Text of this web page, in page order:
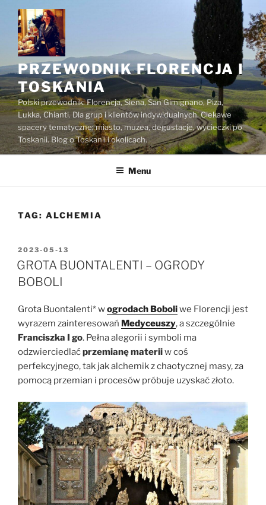
Przejdź
treści
PRZEWODNIK FLORENCJA I
TOSKANIA
Polski przewodnik: Florencja, Siena, San Gimignano, Piza,
Lukka, Chianti. Dla grup i klientów indywidualnych. Ciekawe
spacery tematyczne: miasto, muzea, degustacje, wycieczki po
Toskanii. Blog o Toskanii i okolicach.
Menu
TAG: ALCHEMIA
OPUBLIKOWANE
W
2023-05-13
GROTA BUONTALENTI – OGRODY
BOBOLI
Grota Buontalenti* wogrodach Boboliwe Florencji jest
wyrazem zainteresowań Medyceuszy, a szczególnie
Franciszka I go. Pełna alegorii i symboli ma
odzwierciedlaćprzemianę materiiw coś
perfekcyjnego, tak jak alchemik z chaotycznej masy, za
pomocą przemian i procesów próbuje uzyskać złoto.